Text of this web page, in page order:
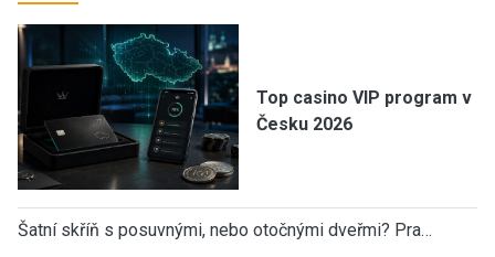
Top casino VIP program v
Česku 2026
Šatní skříň s posuvnými, nebo otočnými dveřmi? Pra…